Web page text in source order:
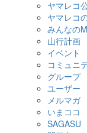
ヤマレコ
ヤマレコ
みんなの
山行計画
イベント
コミュニ
グループ
ユーザー
メルマガ
いまココ
SAGASU